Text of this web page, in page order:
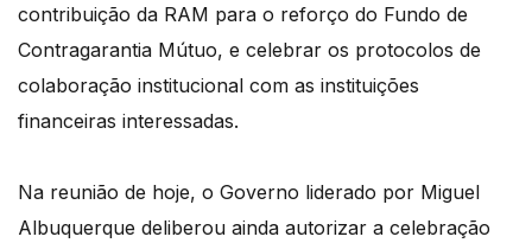
contribuição da RAM para o reforço do Fundo de
Contragarantia Mútuo, e celebrar os protocolos de
colaboração institucional com as instituições
financeiras interessadas.
Na reunião de hoje, o Governo liderado por Miguel
Albuquerque deliberou ainda autorizar a celebração